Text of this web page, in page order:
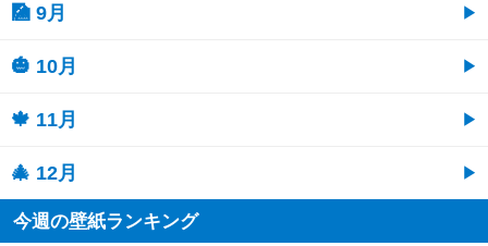
🎑 9月
🎃 10月
🍁 11月
🎄 12月
今週の壁紙ランキング